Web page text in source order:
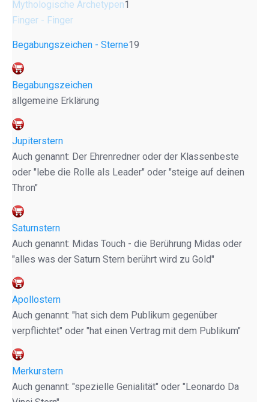
Mythologische Archetypen1
Finger - Finger
Begabungszeichen - Sterne19
Begabungszeichen
allgemeine Erklärung
Jupiterstern
Auch genannt: Der Ehrenredner oder der Klassenbeste
oder "lebe die Rolle als Leader" oder "steige auf deinen
Thron"
Saturnstern
Auch genannt: Midas Touch - die Berührung Midas oder
"alles was der Saturn Stern berührt wird zu Gold"
Apollostern
Auch genannt: "hat sich dem Publikum gegenüber
verpflichtet" oder "hat einen Vertrag mit dem Publikum"
Merkurstern
Auch genannt: "spezielle Genialität" oder "Leonardo Da